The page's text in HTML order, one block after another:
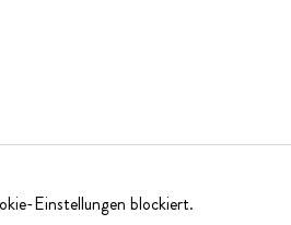
Einstellungen blockiert.